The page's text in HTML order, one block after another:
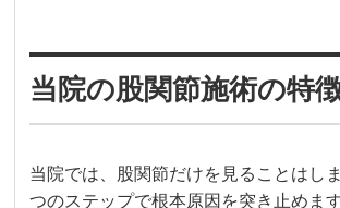
当院の股関節施術の特
当院では、股関節だけを見ることはし
つのステップで根本原因を突き止めます